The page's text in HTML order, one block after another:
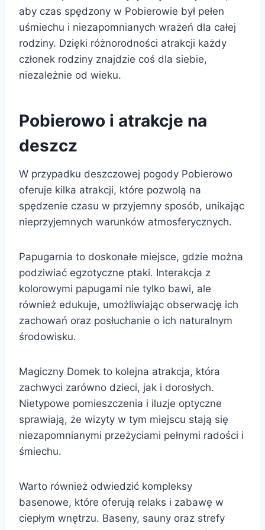
aby czas spędzony w Pobierowie był pełen
uśmiechu i niezapomnianych wrażeń dla całej
rodziny. Dzięki różnorodności atrakcji każdy
członek rodziny znajdzie coś dla siebie,
niezależnie od wieku.
Pobierowo i atrakcje na
deszcz
W przypadku deszczowej pogody Pobierowo
oferuje kilka atrakcji, które pozwolą na
spędzenie czasu w przyjemny sposób, unikając
nieprzyjemnych warunków atmosferycznych.
Papugarnia to doskonałe miejsce, gdzie można
podziwiać egzotyczne ptaki. Interakcja z
kolorowymi papugami nie tylko bawi, ale
również edukuje, umożliwiając obserwację ich
zachowań oraz posłuchanie o ich naturalnym
środowisku.
Magiczny Domek to kolejna atrakcja, która
zachwyci zarówno dzieci, jak i dorosłych.
Nietypowe pomieszczenia i iluzje optyczne
sprawiają, że wizyty w tym miejscu stają się
niezapomnianymi przeżyciami pełnymi radości i
śmiechu.
Warto również odwiedzić kompleksy
basenowe, które oferują relaks i zabawę w
ciepłym wnętrzu. Baseny, sauny oraz strefy